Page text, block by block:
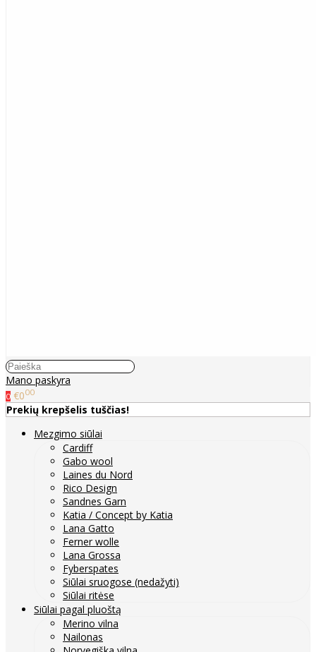
Mano paskyra
0 €000
Prekių krepšelis tuščias!
Mezgimo siūlai
Cardiff
Gabo wool
Laines du Nord
Rico Design
Sandnes Garn
Katia / Concept by Katia
Lana Gatto
Ferner wolle
Lana Grossa
Fyberspates
Siūlai sruogose (nedažyti)
Siūlai ritėse
Siūlai pagal pluoštą
Merino vilna
Nailonas